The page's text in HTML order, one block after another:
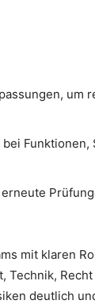
um
bei
mit klaren
Technik,
deutlich